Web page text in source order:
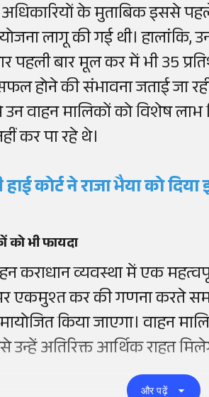
के मुताबिक इससे
लागू की गई थी।
पहली बार मूल कर में भी 35
होने की संभावना जताई जा
वाहन मालिकों को विशेष
कर पा रहे थे।
हाई कोर्ट ने राजा भैया को
को भी फायदा
कराधान व्यवस्था में एक
एकमुश्त कर की गणना करते
किया जाएगा। वाहन
उन्हें अतिरिक्त आर्थिक राहत
और पढ़ें